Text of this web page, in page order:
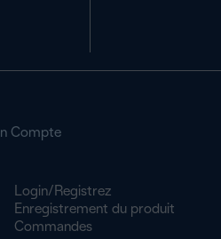
Compte
Login/Registrez
Enregistrement du produit
Commandes